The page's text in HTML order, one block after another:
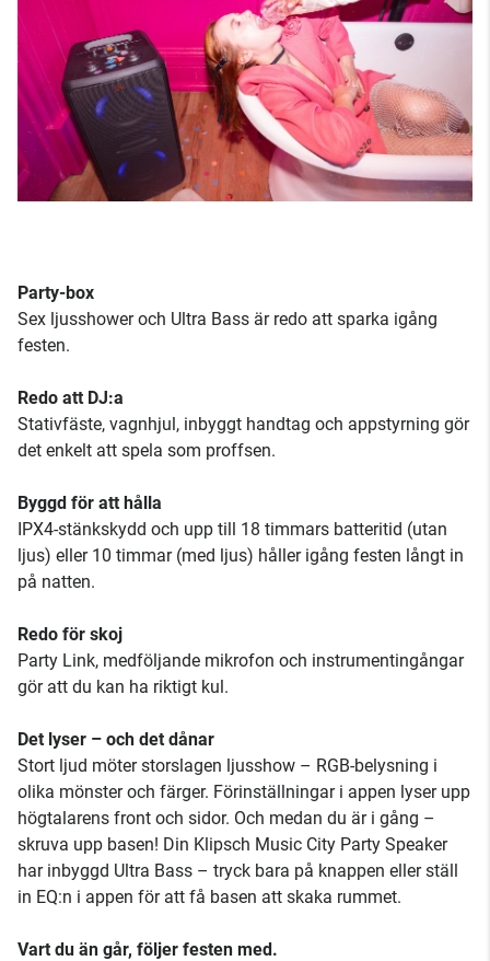
Party-box
Sex ljusshower och Ultra Bass är redo att sparka igång
festen.
Redo att DJ:a
Stativfäste, vagnhjul, inbyggt handtag och appstyrning gör
det enkelt att spela som proffsen.
Byggd för att hålla
IPX4-stänkskydd och upp till 18 timmars batteritid (utan
ljus) eller 10 timmar (med ljus) håller igång festen långt in
på natten.
Redo för skoj
Party Link, medföljande mikrofon och instrumentingångar
gör att du kan ha riktigt kul.
Det lyser – och det dånar
Stort ljud möter storslagen ljusshow – RGB-belysning i
olika mönster och färger. Förinställningar i appen lyser upp
högtalarens front och sidor. Och medan du är i gång –
skruva upp basen! Din Klipsch Music City Party Speaker
har inbyggd Ultra Bass – tryck bara på knappen eller ställ
in EQ:n i appen för att få basen att skaka rummet.
Vart du än går, följer festen med.